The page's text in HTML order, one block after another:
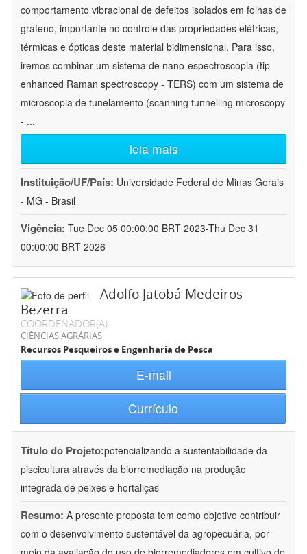
comportamento vibracional de defeitos isolados em folhas de
grafeno, importante no controle das propriedades elétricas,
térmicas e ópticas deste material bidimensional. Para isso,
iremos combinar um sistema de nano-espectroscopia (tip-
enhanced Raman spectroscopy - TERS) com um sistema de
microscopia de tunelamento (scanning tunnelling microscopy
- ...
leia mais
Instituição/UF/País: Universidade Federal de Minas Gerais
- MG - Brasil
Vigência: Tue Dec 05 00:00:00 BRT 2023-Thu Dec 31
00:00:00 BRT 2026
Adolfo Jatobá Medeiros
Bezerra
COORDENADOR(A)
CIÊNCIAS AGRÁRIAS
Recursos Pesqueiros e Engenharia de Pesca
E-mail
Currículo
Título do Projeto:potencializando a sustentabilidade da
piscicultura através da biorremediação na produção
integrada de peixes e hortaliças
Resumo: A presente proposta tem como objetivo contribuir
com o desenvolvimento sustentável da agropecuária, por